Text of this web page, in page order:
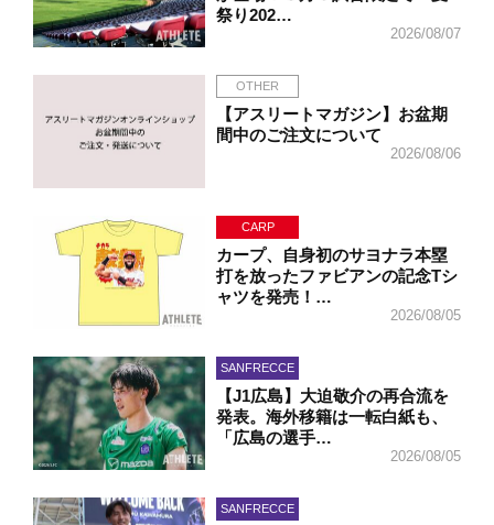
祭り202…
2026/08/07
OTHER
【アスリートマガジン】お盆期
間中のご注文について
2026/08/06
CARP
カープ、自身初のサヨナラ本塁
打を放ったファビアンの記念Tシ
ャツを発売！…
2026/08/05
SANFRECCE
【J1広島】大迫敬介の再合流を
発表。海外移籍は一転白紙も、
「広島の選手…
2026/08/05
SANFRECCE